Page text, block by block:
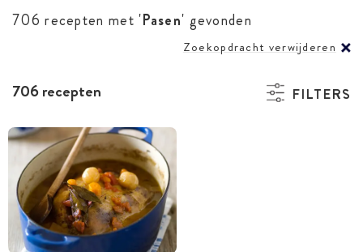
706 recepten met 'Pasen' gevonden
Zoekopdracht verwijderen
706 recepten FILTERS